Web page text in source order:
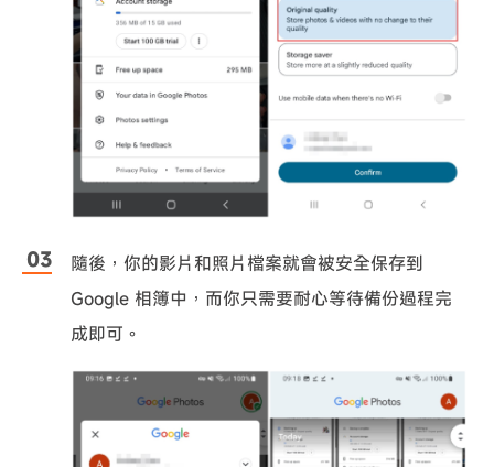
隨後，你的影片和照片檔案就會被安全保存到
Google 相簿中，而你只需要耐心等待備份過程完
成即可。